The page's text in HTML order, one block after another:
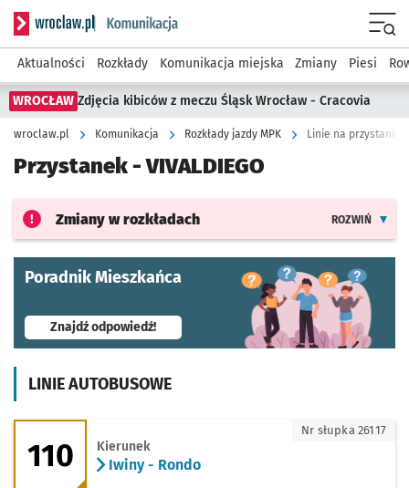
Serwis informacyjny wroclaw.pl podserwis: Komunikacja
Aktualności Rozkłady Komunikacja miejska Zmiany Piesi
WROCŁAW Zdjęcia kibiców z meczu Śląsk Wrocław - Cracovia
wroclaw.pl Komunikacja Rozkłady jazdy MPK Linie na przystanku
Przystanek -VIVALDIEGO
Zmiany w rozkładach ROZWIŃ
Poradnik Mieszkańca
Znajdź odpowiedź!- otworzy się w nowej karcie
LINIE AUTOBUSOWE
110 - kierunek Iwiny - Rondo
110 Kierunek
Iwiny - Rondo
Nr słupka 26117